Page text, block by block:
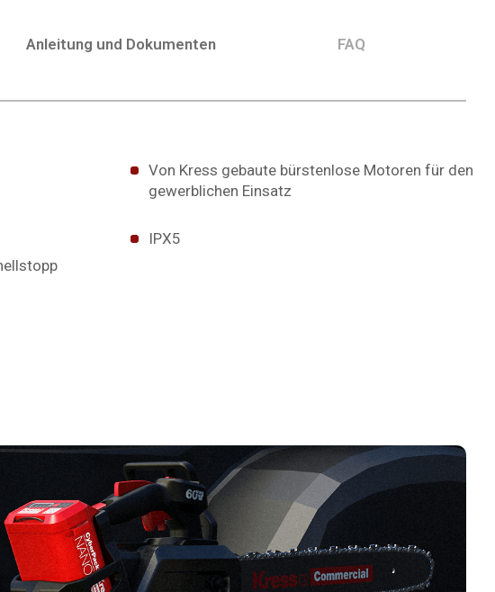
Anleitung und Dokumenten FAQ
Von Kress gebaute bürstenlose Motoren für den
gewerblichen Einsatz
IPX5